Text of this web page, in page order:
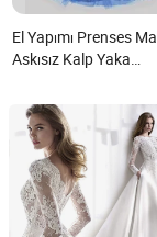
El Yapımı Prenses
Askısız Kalp Yaka
Kadınlar için Düğün
Elbiseleri Prenses
Kız Elbisesi Akşam
Elbisesi Prom Elbisesi
nedir?
Suzhou Gilka
Jiangsu, China